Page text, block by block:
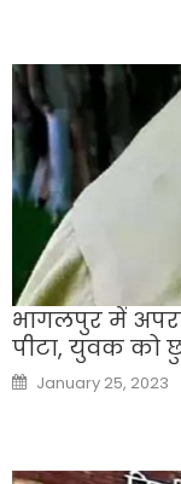
भागलपुर में
पीटा, युवक को
Posted
on
January 25, 2023